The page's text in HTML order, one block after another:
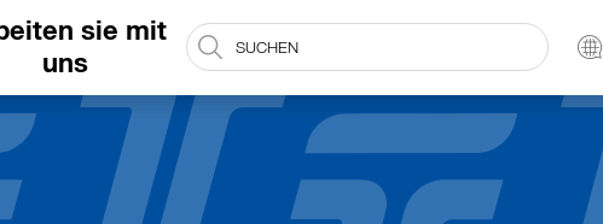
sie mit
uns